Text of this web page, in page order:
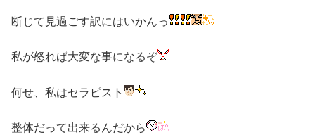
断じて見過ごす訳にはいかんっ
私が怒れば大変な事になるぞ
何せ、私はセラピスト
整体だって出来るんだから